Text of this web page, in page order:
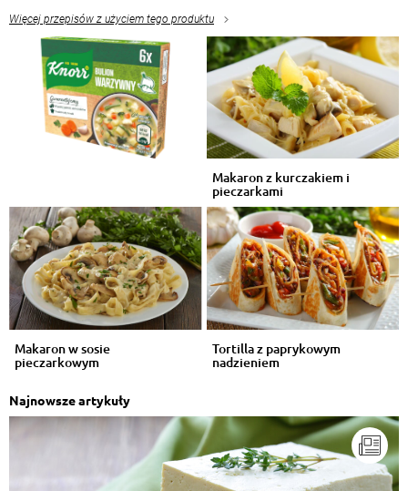
Więcej przepisów z użyciem tego produktu
Makaron z kurczakiem i
pieczarkami
Makaron w sosie
pieczarkowym
Tortilla z paprykowym
nadzieniem
Najnowsze artykuły